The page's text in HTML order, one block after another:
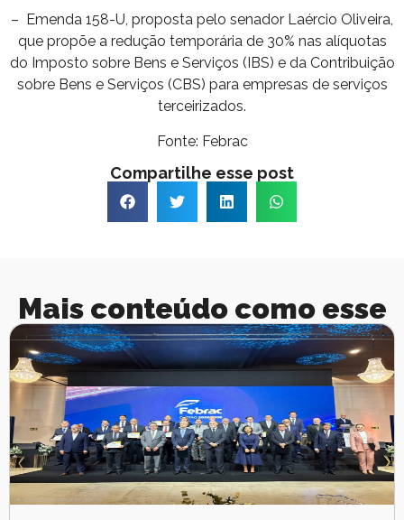
– Emenda 158-U, proposta pelo senador Laércio Oliveira,
que propõe a redução temporária de 30% nas alíquotas
do Imposto sobre Bens e Serviços (IBS) e da Contribuição
sobre Bens e Serviços (CBS) para empresas de serviços
terceirizados.
Fonte: Febrac
Compartilhe esse post
Mais conteúdo como esse